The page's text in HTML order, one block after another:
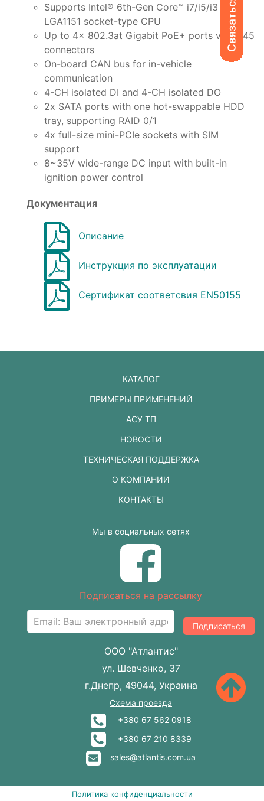
Supports Intel® 6th-Gen Core™ i7/i5/i3
LGA1151 socket-type CPU
Up to 4x 802.3at Gigabit PoE+ ports via RJ45
connectors
On-board CAN bus for in-vehicle
communication
4-CH isolated DI and 4-CH isolated DO
2x SATA ports with one hot-swappable HDD
tray, supporting RAID 0/1
4x full-size mini-PCIe sockets with SIM
support
8~35V wide-range DC input with built-in
ignition power control
Документация
Описание
Инструкция по эксплуатации
Сертификат соответсвия EN50155
КАТАЛОГ
ПРИМЕРЫ ПРИМЕНЕНИЙ
АСУ ТП
НОВОСТИ
ТЕХНИЧЕСКАЯ ПОДДЕРЖКА
О КОМПАНИИ
КОНТАКТЫ
Мы в социальных сетях
Подписаться на рассылку
Подписаться
ООО "Атлантис"
ул. Шевченко, 37
г.Днепр, 49044, Украина
Схема проезда
+380 67 562 0918
+380 67 210 8339
sales@atlantis.com.ua
Политика конфиденциальности